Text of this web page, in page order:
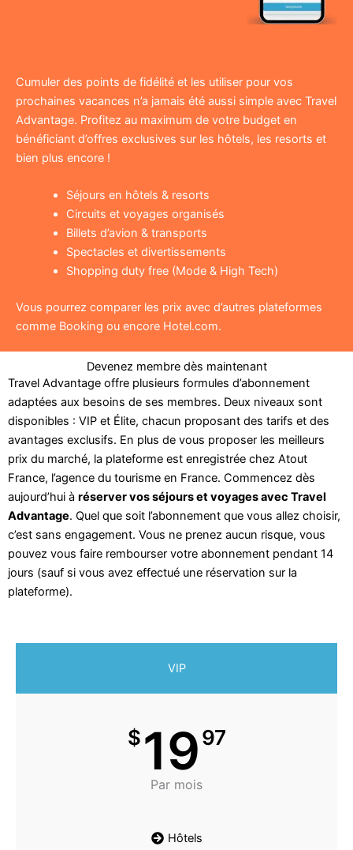
Cumuler des points de fidélité et les utiliser pour vos
prochaines vacances n’a jamais été aussi simple avec Travel
Advantage. Profitez au maximum de votre budget en
bénéficiant d’offres exclusives sur les hôtels, les resorts et
bien plus encore !
Séjours en hôtels & resorts
Circuits et voyages organisés
Billets d’avion & transports
Spectacles et divertissements
Shopping duty free (Mode & High Tech)
Vous pourrez comparer les prix avec d’autres plateformes
comme Booking ou encore Hotel.com.
Devenez membre dès maintenant
Travel Advantage offre plusieurs formules d’abonnement
adaptées aux besoins de ses membres. Deux niveaux sont
disponibles : VIP et Élite, chacun proposant des tarifs et des
avantages exclusifs. En plus de vous proposer les meilleurs
prix du marché, la plateforme est enregistrée chez Atout
France, l’agence du tourisme en France. Commencez dès
aujourd’hui à réserver vos séjours et voyages avec Travel
Advantage. Quel que soit l’abonnement que vous allez choisir,
c’est sans engagement. Vous ne prenez aucun risque, vous
pouvez vous faire rembourser votre abonnement pendant 14
jours (sauf si vous avez effectué une réservation sur la
plateforme).
VIP
$1997
Par mois
Hôtels